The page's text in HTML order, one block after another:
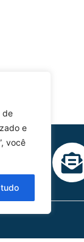
de
e
você